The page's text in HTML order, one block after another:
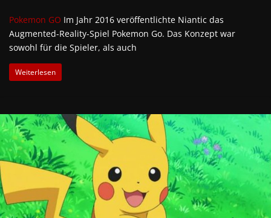
Pokemon GO Im Jahr 2016 veröffentlichte Niantic das
Augmented-Reality-Spiel Pokemon Go. Das Konzept war
sowohl für die Spieler, als auch
Weiterlesen